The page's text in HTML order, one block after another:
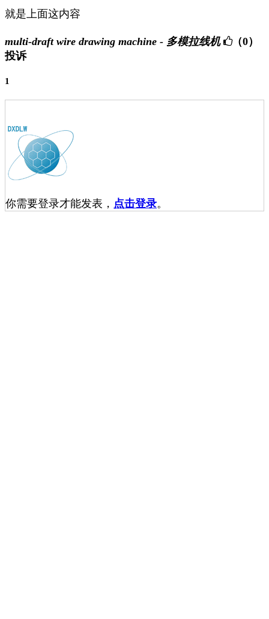
就是上面这内容
multi-draft wire drawing machine - 多模拉线机
（0）
投诉
1
你需要登录才能发表， 点击登录。